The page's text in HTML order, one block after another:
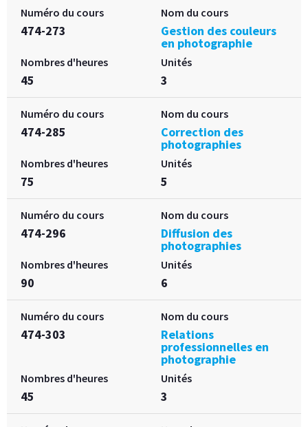
Numéro du cours
474-273
Nom du cours
Gestion des couleurs
en photographie
Nombres d'heures
45
Unités
3
Numéro du cours
474-285
Nom du cours
Correction des
photographies
Nombres d'heures
75
Unités
5
Numéro du cours
474-296
Nom du cours
Diffusion des
photographies
Nombres d'heures
90
Unités
6
Numéro du cours
474-303
Nom du cours
Relations
professionnelles en
photographie
Nombres d'heures
45
Unités
3